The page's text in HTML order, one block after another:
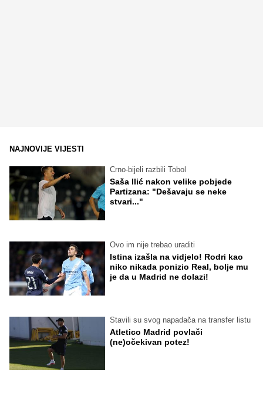
NAJNOVIJE VIJESTI
Crno-bijeli razbili Tobol
Saša Ilić nakon velike pobjede
Partizana: "Dešavaju se neke
stvari..."
Ovo im nije trebao uraditi
Istina izašla na vidjelo! Rodri kao
niko nikada ponizio Real, bolje mu
je da u Madrid ne dolazi!
Stavili su svog napadača na transfer listu
Atletico Madrid povlači
(ne)očekivan potez!